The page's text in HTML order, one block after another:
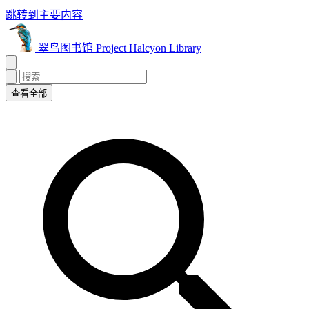
跳转到主要内容
翠鸟图书馆 Project Halcyon Library
查看全部